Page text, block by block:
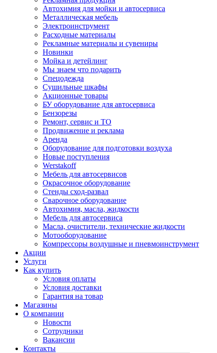
Автохимия для мойки и автосервиса
Металлическая мебель
Электроинструмент
Расходные материалы
Рекламные материалы и сувениры
Новинки
Мойка и детейлинг
Мы знаем что подарить
Спецодежда
Сушильные шкафы
Акционные товары
БУ оборудование для автосервиса
Бензорезы
Ремонт, сервис и ТО
Продвижение и реклама
Аренда
Оборудование для подготовки воздуха
Новые поступления
Werstakoff
Мебель для автосервисов
Окрасочное оборудование
Стенды сход-развал
Сварочное оборудование
Автохимия, масла, жидкости
Мебель для автосервиса
Масла, очистители, технические жидкости
Мотооборудование
Компрессоры воздушные и пневмоинструмент
Акции
Услуги
Как купить
Условия оплаты
Условия доставки
Гарантия на товар
Магазины
О компании
Новости
Сотрудники
Вакансии
Контакты